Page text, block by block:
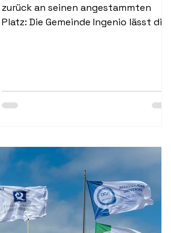
zurück an seinen angestammten
Platz: Die Gemeinde Ingenio lässt die